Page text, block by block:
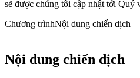
sẽ được chúng tôi cập nhật tới Quý
Chương trìnhNội dung chiến dịch
Nội dung chiến dịch